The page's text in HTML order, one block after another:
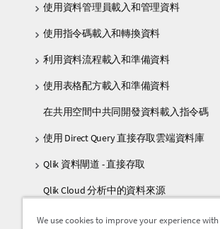
使用資料管理員載入和管理資料
使用指令碼載入和轉換資料
利用資料流程載入和準備資料
使用表格配方載入和準備資料
在共用空間中共同開發資料載入指令碼
使用 Direct Query 直接存取雲端資料庫
Qlik 資料閘道 - 直接存取
Qlik Cloud 分析中的資料來源
從檔案載入資料
We use cookies to improve your experience